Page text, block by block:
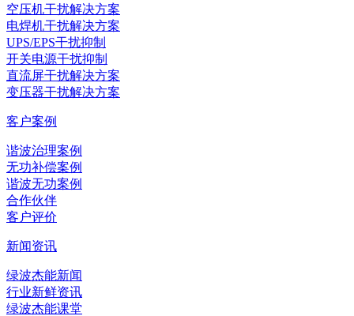
空压机干扰解决方案
电焊机干扰解决方案
UPS/EPS干扰抑制
开关电源干扰抑制
直流屏干扰解决方案
变压器干扰解决方案
客户案例
谐波治理案例
无功补偿案例
谐波无功案例
合作伙伴
客户评价
新闻资讯
绿波杰能新闻
行业新鲜资讯
绿波杰能课堂